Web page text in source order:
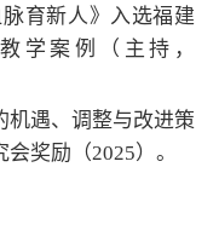
育新人》入选福建
学案例（主持，
机遇、调整与改进策
奖励（2025）。